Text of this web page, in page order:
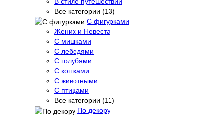
Все категории (13)
С фигурками
Жених и Невеста
С мишками
С лебедями
С голубями
С кошками
С животными
С птицами
Все категории (11)
По декору